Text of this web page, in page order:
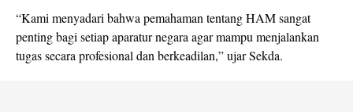
“Kami menyadari bahwa pemahaman tentang HAM sangat
penting bagi setiap aparatur negara agar mampu menjalankan
tugas secara profesional dan berkeadilan,” ujar Sekda.